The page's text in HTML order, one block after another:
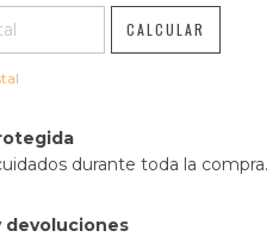
CALCULAR
durante toda la compra.
devoluciones